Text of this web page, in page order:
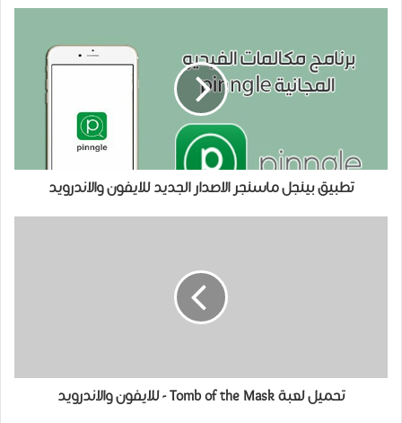
تطبيق بينجل ماسنجر الاصدار الجديد للايفون والاندرويد
تحميل لعبة Tomb of the Mask - للايفون والاندرويد